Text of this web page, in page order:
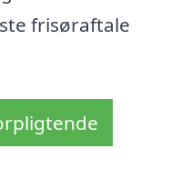
frisøraftale